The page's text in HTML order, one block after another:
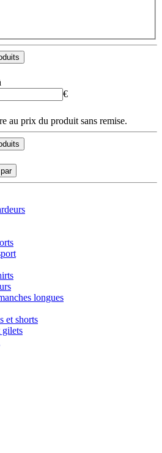
€
au prix du produit sans remise.
longues
et shorts
gilets